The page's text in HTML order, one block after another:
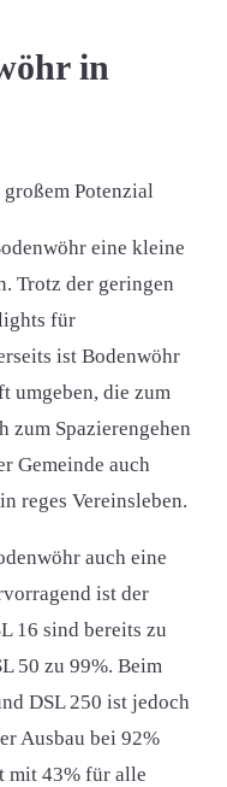
in
Potenzial
eine kleine
Trotz der geringen
für
ist Bodenwöhr
umgeben, die zum
zum Spazierengehen
Gemeinde auch
reges Vereinsleben.
auch eine
ist der
16 sind bereits zu
50 zu 99%. Beim
DSL 250 ist jedoch
Ausbau bei 92%
mit 43% für alle